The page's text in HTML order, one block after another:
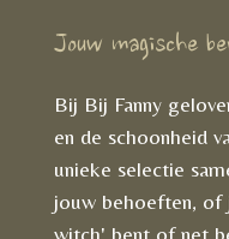
Jouw magische
Bij Bij Fanny
en de schoonheid
unieke selectie
jouw behoeften, of
witch' bent of net